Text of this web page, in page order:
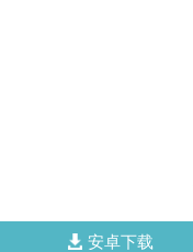
安卓下载